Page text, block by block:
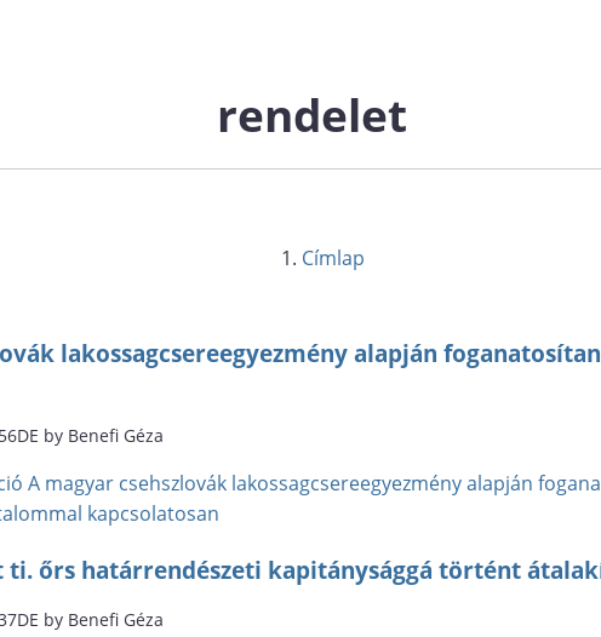
rendelet
Címlap
lakossagcsereegyezmény alapján
by Benefi Géza
A magyar csehszlovák lakossagcsereegyezmény alapján
kapcsolatosan
ti. őrs határrendészeti kapitánysággá történt
by Benefi Géza